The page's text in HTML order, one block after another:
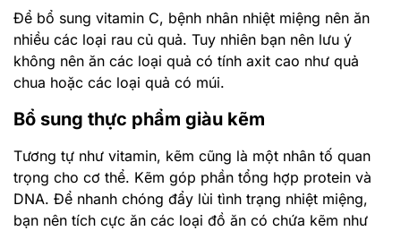
Để bổ sung vitamin C, bệnh nhân nhiệt miệng nên ăn
nhiều các loại rau củ quả. Tuy nhiên bạn nên lưu ý
không nên ăn các loại quả có tính axit cao như quả
chua hoặc các loại quả có múi.
Bổ sung thực phẩm giàu kẽm
Tương tự như vitamin, kẽm cũng là một nhân tố quan
trọng cho cơ thể. Kẽm góp phần tổng hợp protein và
DNA. Để nhanh chóng đẩy lùi tình trạng nhiệt miệng,
bạn nên tích cực ăn các loại đồ ăn có chứa kẽm như